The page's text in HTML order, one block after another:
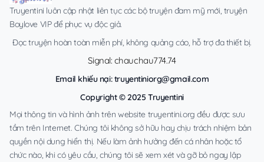
Truyentini luôn cập nhật liên tục các bộ truyện đam mỹ mới, truyện
Boylove VIP để phục vụ độc giả.
Đọc truyện hoàn toàn miễn phí, không quảng cáo, hỗ trợ đa thiết bị.
Signal: chauchau774.74
Email khiếu nại:truyentiniorg@gmail.com
Copyright © 2025 Truyentini
Mọi thông tin và hình ảnh trên website truyentini.org đều được sưu
tầm trên Internet. Chúng tôi không sở hữu hay chịu trách nhiệm bản
quyền nội dung hiển thị. Nếu làm ảnh hưởng đến cá nhân hoặc tổ
chức nào, khi có yêu cầu, chúng tôi sẽ xem xét và gỡ bỏ ngay lập